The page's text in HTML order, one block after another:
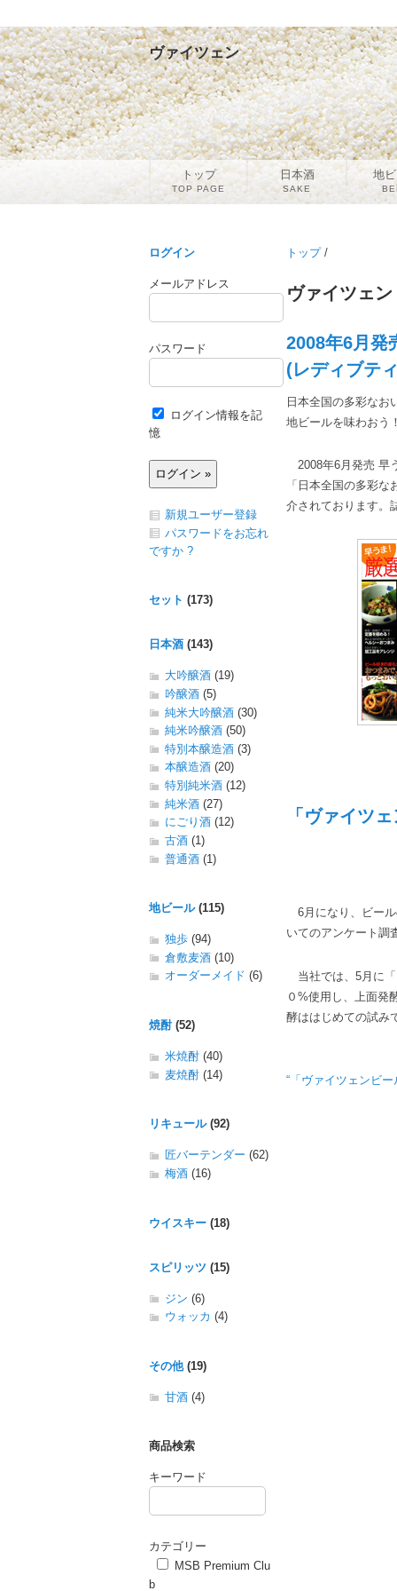
ヴァイツェン
トップ/
ヴァイツェン
2008年6月発
(レディブテ
日本全国の多彩なお
地ビールを味わおう
2008年6月発売 早
「日本全国の多彩
介されております。
「ヴァイツ
6月になり、ビール
いてのアンケート調
当社では、5月に「
０%使用し、上面発
酵ははじめての試み
“「ヴァイツェンビ
ログイン
メールアドレス
パスワード
ログイン情報を記
憶
新規ユーザー登録
パスワードをお忘れ
ですか ?
セット (173)
日本酒 (143)
大吟醸酒 (19)
吟醸酒 (5)
純米大吟醸酒 (30)
純米吟醸酒 (50)
特別本醸造酒 (3)
本醸造酒 (20)
特別純米酒 (12)
純米酒 (27)
にごり酒 (12)
古酒 (1)
普通酒 (1)
地ビール(115)
独歩 (94)
倉敷麦酒 (10)
オーダーメイド (6)
焼酎(52)
米焼酎 (40)
麦焼酎 (14)
リキュール(92)
匠バーテンダー (62)
梅酒 (16)
ウイスキー (18)
スピリッツ (15)
ジン (6)
ウォッカ (4)
その他(19)
甘酒 (4)
商品検索
キーワード
カテゴリー
MSB Premium Clu
b
トップ
TOP PAGE
日本酒
SAKE
地